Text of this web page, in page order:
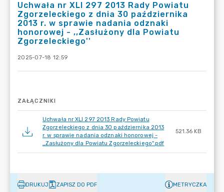
Uchwała nr XLI 297 2013 Rady Powiatu
Zgorzeleckiego z dnia 30 października
2013 r. w sprawie nadania odznaki
honorowej - ,,Zasłużony dla Powiatu
Zgorzeleckiego''
2025-07-18 12:59
ZAŁĄCZNIKI
Uchwała nr XLI 297 2013 Rady Powiatu
Zgorzeleckiego z dnia 30 października 2013
r. w sprawie nadania odznaki honorowej -
,,Zasłużony dla Powiatu Zgorzeleckiego''.pdf
521.36 KB
DRUKUJ ZAPISZ DO PDF METRYCZKA